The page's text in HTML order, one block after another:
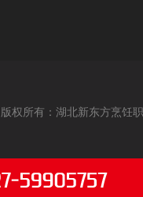
权所有：湖北新东方烹饪